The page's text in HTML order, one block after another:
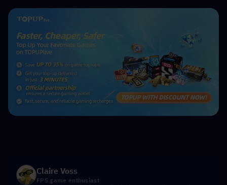
Claire Voss
FPS game enthusiast